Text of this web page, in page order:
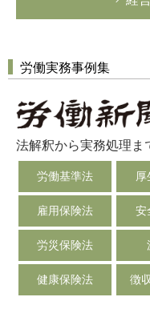
労働実務事例集
法解釈から実務処理ま
労働基準法
雇用保険法 安
労災保険法
健康保険法 徴